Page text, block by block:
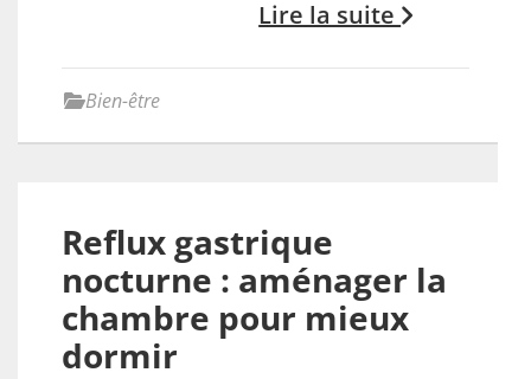
Lire la suite
Bien-être
Reflux gastrique
nocturne : aménager la
chambre pour mieux
dormir